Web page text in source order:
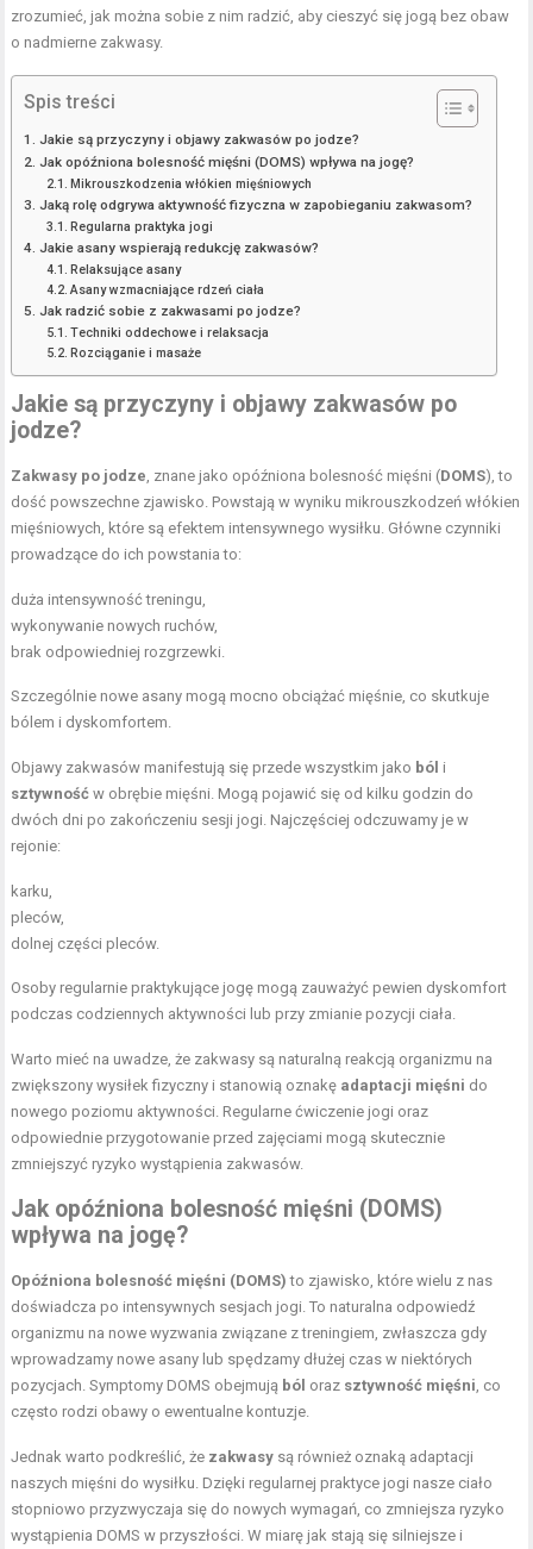
zrozumieć, jak można sobie z nim radzić, aby cieszyć się jogą bez obaw
o nadmierne zakwasy.
Spis treści
Jakie są przyczyny i objawy zakwasów po jodze?
Jak opóźniona bolesność mięśni (DOMS) wpływa na jogę?
Mikrouszkodzenia włókien mięśniowych
Jaką rolę odgrywa aktywność fizyczna w zapobieganiu zakwasom?
Regularna praktyka jogi
Jakie asany wspierają redukcję zakwasów?
Relaksujące asany
Asany wzmacniające rdzeń ciała
Jak radzić sobie z zakwasami po jodze?
Techniki oddechowe i relaksacja
Rozciąganie i masaże
Jakie są przyczyny i objawy zakwasów po
jodze?
Zakwasy po jodze , znane jako opóźniona bolesność mięśni (DOMS), to
dość powszechne zjawisko. Powstają w wyniku mikrouszkodzeń włókien
mięśniowych, które są efektem intensywnego wysiłku. Główne czynniki
prowadzące do ich powstania to:
duża intensywność treningu,
wykonywanie nowych ruchów,
brak odpowiedniej rozgrzewki.
Szczególnie nowe asany mogą mocno obciążać mięśnie, co skutkuje
bólem i dyskomfortem.
Objawy zakwasów manifestują się przede wszystkim jako ból i
sztywność w obrębie mięśni. Mogą pojawić się od kilku godzin do
dwóch dni po zakończeniu sesji jogi. Najczęściej odczuwamy je w
rejonie:
karku,
pleców,
dolnej części pleców.
Osoby regularnie praktykujące jogę mogą zauważyć pewien dyskomfort
podczas codziennych aktywności lub przy zmianie pozycji ciała.
Warto mieć na uwadze, że zakwasy są naturalną reakcją organizmu na
zwiększony wysiłek fizyczny i stanowią oznakę adaptacji mięśni do
nowego poziomu aktywności. Regularne ćwiczenie jogi oraz
odpowiednie przygotowanie przed zajęciami mogą skutecznie
zmniejszyć ryzyko wystąpienia zakwasów.
Jak opóźniona bolesność mięśni (DOMS)
wpływa na jogę?
Opóźniona bolesność mięśni (DOMS) to zjawisko, które wielu z nas
doświadcza po intensywnych sesjach jogi. To naturalna odpowiedź
organizmu na nowe wyzwania związane z treningiem, zwłaszcza gdy
wprowadzamy nowe asany lub spędzamy dłużej czas w niektórych
pozycjach. Symptomy DOMS obejmują ból oraz sztywność mięśni , co
często rodzi obawy o ewentualne kontuzje.
Jednak warto podkreślić, że zakwasy są również oznaką adaptacji
naszych mięśni do wysiłku. Dzięki regularnej praktyce jogi nasze ciało
stopniowo przyzwyczaja się do nowych wymagań, co zmniejsza ryzyko
wystąpienia DOMS w przyszłości. W miarę jak stają się silniejsze i